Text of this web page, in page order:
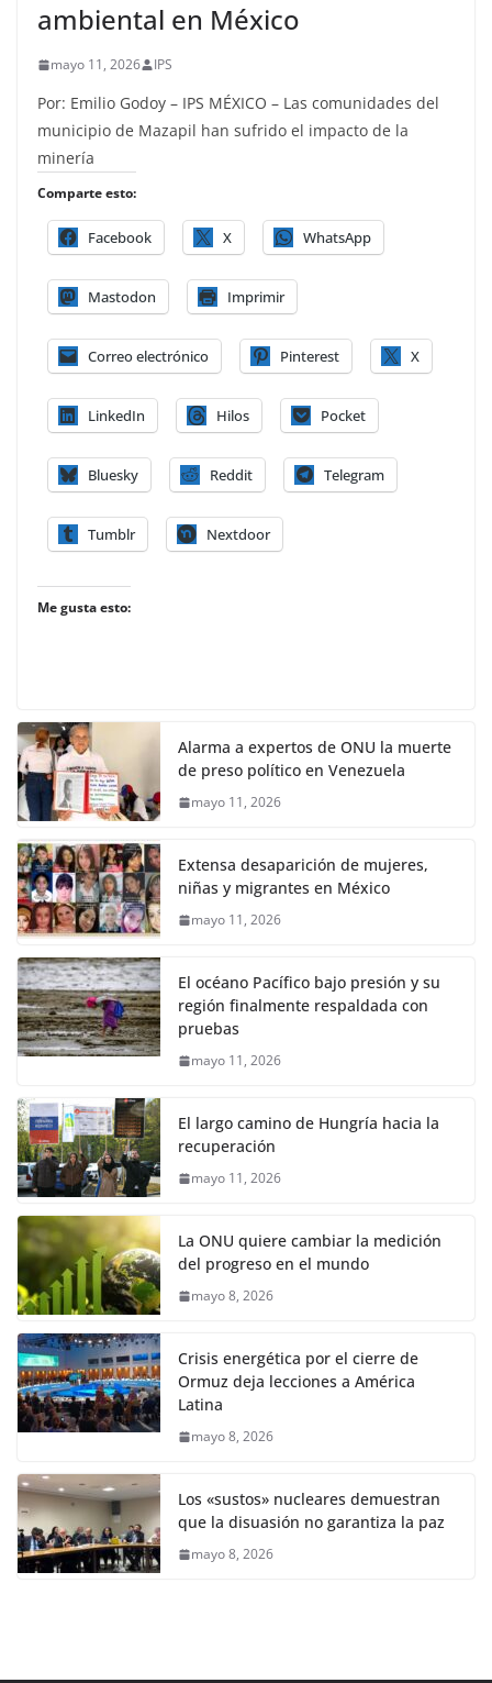
ambiental en México
mayo 11, 2026 IPS
Por: Emilio Godoy – IPS MÉXICO – Las comunidades del
municipio de Mazapil han sufrido el impacto de la
minería
Comparte esto:
Facebook X WhatsApp
Mastodon Imprimir
Correo electrónico Pinterest X
LinkedIn Hilos Pocket
Bluesky Reddit Telegram
Tumblr Nextdoor
Me gusta esto:
Alarma a expertos de ONU la muerte
de preso político en Venezuela
mayo 11, 2026
Extensa desaparición de mujeres,
niñas y migrantes en México
mayo 11, 2026
El océano Pacífico bajo presión y su
región finalmente respaldada con
pruebas
mayo 11, 2026
El largo camino de Hungría hacia la
recuperación
mayo 11, 2026
La ONU quiere cambiar la medición
del progreso en el mundo
mayo 8, 2026
Crisis energética por el cierre de
Ormuz deja lecciones a América
Latina
mayo 8, 2026
Los «sustos» nucleares demuestran
que la disuasión no garantiza la paz
mayo 8, 2026